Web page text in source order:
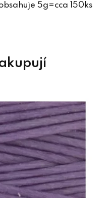
5g=cca 150ks